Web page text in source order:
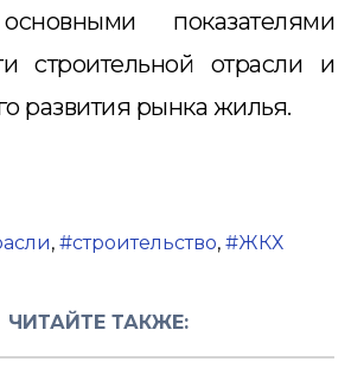
показателями
строительной отрасли и
развития рынка жилья.
строительство ЖКХ
ЧИТАЙТЕ ТАКЖЕ: